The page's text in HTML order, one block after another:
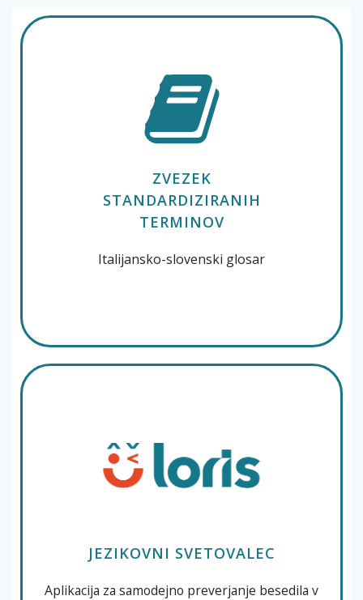
ZVEZEK
STANDARDIZIRANIH
TERMINOV
Italijansko-slovenski glosar
JEZIKOVNI SVETOVALEC
Aplikacija za samodejno preverjanje besedila v